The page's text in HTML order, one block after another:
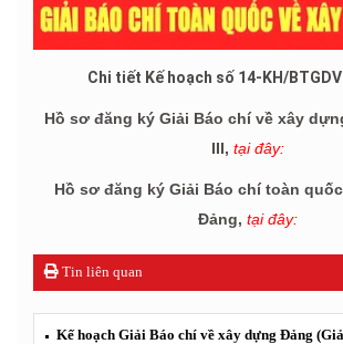
Chi tiết Kế hoạch số 14-KH/
Hồ sơ đăng ký Giải Báo chí về xây
III, tại đây:
Hồ sơ đăng ký Giải Báo chí toàn
Đảng, tại đây:
Tin liên quan
Kế hoạch Giải Báo chí về xây dựng Đảng